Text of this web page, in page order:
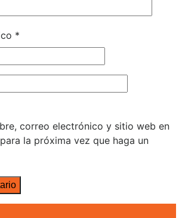
*
correo electrónico y sitio web en
la próxima vez que haga un